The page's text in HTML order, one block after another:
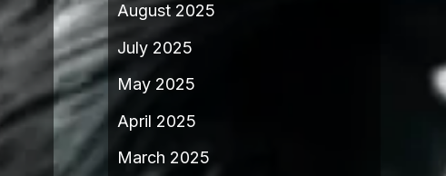
August 2025
July 2025
May 2025
April 2025
March 2025